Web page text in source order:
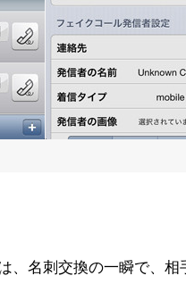
、名刺交換の一瞬で、